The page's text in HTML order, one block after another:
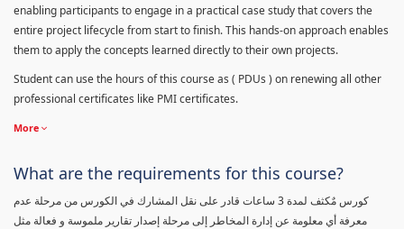
enabling participants to engage in a practical case study that covers the
entire project lifecycle from start to finish. This hands-on approach enables
them to apply the concepts learned directly to their own projects.
Student can use the hours of this course as ( PDUs ) on renewing all other
professional certificates like PMI certificates.
More
What are the requirements for this course?
كورس مٌكثف لمدة 3 ساعات قادر على نقل المشارك في الكورس من مرحلة عدم
معرفة أي معلومة عن إدارة المخاطر إلى مرحلة إصدار تقارير ملموسة و فعالة مثل